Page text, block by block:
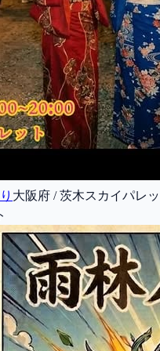
大阪府 / 茨木スカイパレ